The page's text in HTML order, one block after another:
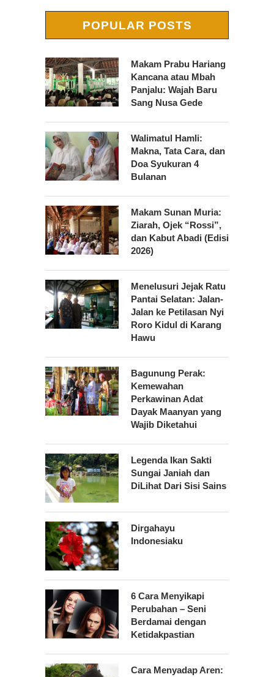
POPULAR POSTS
Makam Prabu Hariang
Kancana atau Mbah
Panjalu: Wajah Baru
Sang Nusa Gede
Walimatul Hamli:
Makna, Tata Cara, dan
Doa Syukuran 4
Bulanan
Makam Sunan Muria:
Ziarah, Ojek “Rossi”,
dan Kabut Abadi (Edisi
2026)
Menelusuri Jejak Ratu
Pantai Selatan: Jalan-
Jalan ke Petilasan Nyi
Roro Kidul di Karang
Hawu
Bagunung Perak:
Kemewahan
Perkawinan Adat
Dayak Maanyan yang
Wajib Diketahui
Legenda Ikan Sakti
Sungai Janiah dan
DiLihat Dari Sisi Sains
Dirgahayu
Indonesiaku
6 Cara Menyikapi
Perubahan – Seni
Berdamai dengan
Ketidakpastian
Cara Menyadap Aren: